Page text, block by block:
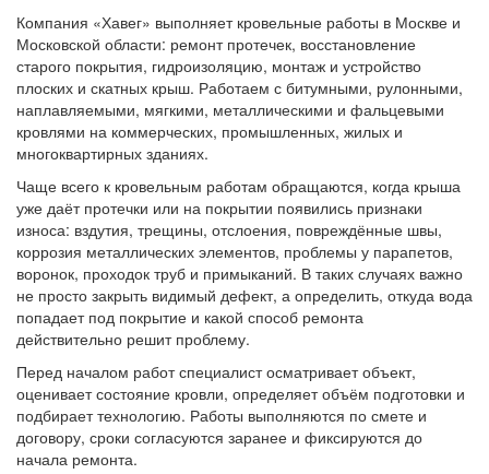
Компания «Хавег» выполняет кровельные работы в Москве и
Московской области: ремонт протечек, восстановление
старого покрытия, гидроизоляцию, монтаж и устройство
плоских и скатных крыш. Работаем с битумными, рулонными,
наплавляемыми, мягкими, металлическими и фальцевыми
кровлями на коммерческих, промышленных, жилых и
многоквартирных зданиях.
Чаще всего к кровельным работам обращаются, когда крыша
уже даёт протечки или на покрытии появились признаки
износа: вздутия, трещины, отслоения, повреждённые швы,
коррозия металлических элементов, проблемы у парапетов,
воронок, проходок труб и примыканий. В таких случаях важно
не просто закрыть видимый дефект, а определить, откуда вода
попадает под покрытие и какой способ ремонта
действительно решит проблему.
Перед началом работ специалист осматривает объект,
оценивает состояние кровли, определяет объём подготовки и
подбирает технологию. Работы выполняются по смете и
договору, сроки согласуются заранее и фиксируются до
начала ремонта.